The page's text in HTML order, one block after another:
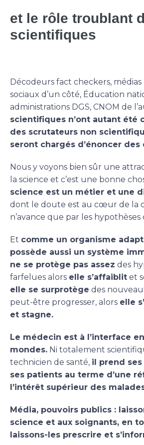
et le rôle troublant
scientifiques
Décodeurs fact checkers, médias
sociaux d’un côté, Éducation
administrations DGS, CNOM de
scientifiques n’ont autant été
des scrutateurs non
seront chargés d’énoncer
Nous y voyons bien sûr une
la science et c’est une bonne
science est un métier et une
dont le doute est au cœur de la
n’avance que par les
Et comme un organisme
possède aussi un système
ne se protège pas assez des
farfelues alors elle s’affaiblit et
elle se surprotège des
peut-être progresser, alors elle
et stagne.
Le médecin est à l’interface
mondes. Ni totalement
technicien de santé, il prend
ses patients au terme d’une
l’intérêt supérieur des
Média, pouvoirs publics :
science et aux soignants, en
laissons-les prescrire et